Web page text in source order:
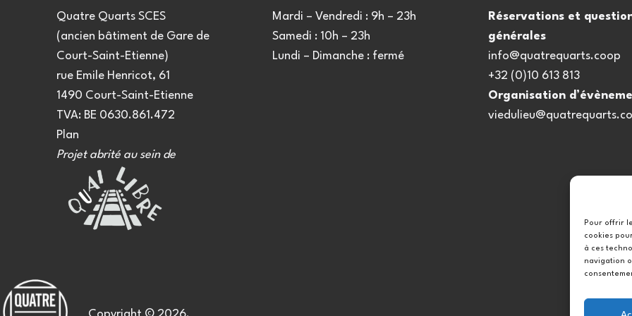
Pour offrir
cookies
à ces
navigation
Quatre Quarts SCES
(ancien bâtiment de Gare de
Court-Saint-Etienne)
rue Emile Henricot, 61
1490 Court-Saint-Etienne
TVA: BE 0630.861.472
Plan
Projet abrité au sein de
Mardi – Vendredi : 9h – 23h
Samedi : 10h – 23h
Lundi – Dimanche : fermé
Réservations et
générales
info@quatrequarts.coop
+32 (0)10 613 813
Organisation